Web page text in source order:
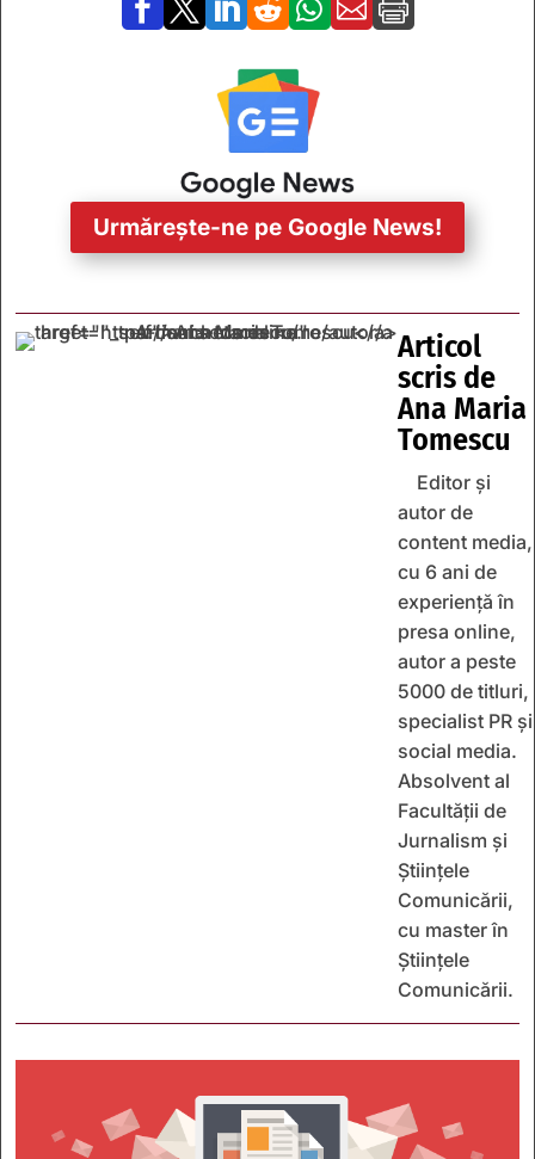
      
Urmărește-ne pe Google News!
Articol
scris de
Ana Maria
Tomescu
Editor și
autor de
content media,
cu 6 ani de
experiență în
presa online,
autor a peste
5000 de titluri,
specialist PR și
social media.
Absolvent al
Facultății de
Jurnalism și
Științele
Comunicării,
cu master în
Științele
Comunicării.